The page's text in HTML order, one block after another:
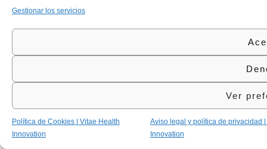
Gestionar los servicios
Ver
Política de Cookies | Vitae Health
Innovation
Aviso legal y política de privacidad
Innovation